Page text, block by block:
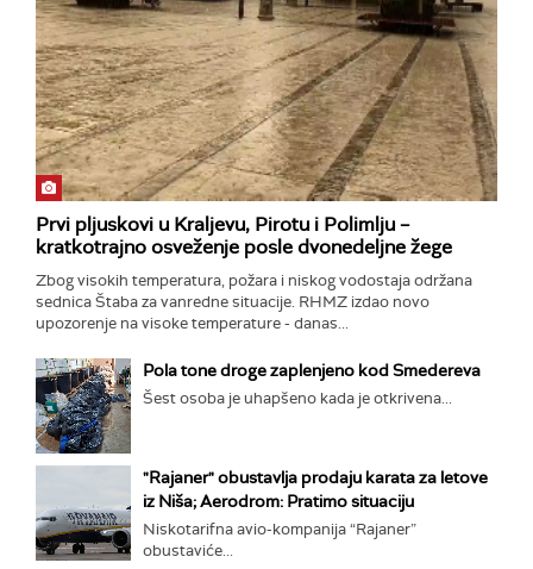
Prvi pljuskovi u Kraljevu, Pirotu i Polimlju –
kratkotrajno osveženje posle dvonedeljne žege
Zbog visokih temperatura, požara i niskog vodostaja održana
sednica Štaba za vanredne situacije. RHMZ izdao novo
upozorenje na visoke temperature - danas...
Pola tone droge zaplenjeno kod Smedereva
Šest osoba je uhapšeno kada je otkrivena...
"Rajaner" obustavlja prodaju karata za letove
iz Niša; Aerodrom: Pratimo situaciju
Niskotarifna avio-kompanija “Rajaner”
obustaviće...